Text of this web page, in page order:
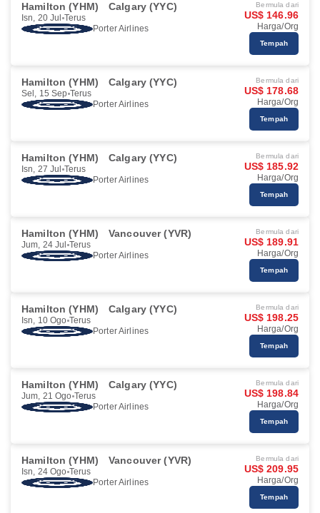
Hamilton (YHM) Calgary (YYC)
Isn, 20 Jul Terus
Porter Airlines
Bermula dari
US$ 146.96
Harga/Org
Tempah
Hamilton (YHM) Calgary (YYC)
Sel, 15 Sep Terus
Porter Airlines
Bermula dari
US$ 178.68
Harga/Org
Tempah
Hamilton (YHM) Calgary (YYC)
Isn, 27 Jul Terus
Porter Airlines
Bermula dari
US$ 185.92
Harga/Org
Tempah
Hamilton (YHM) Vancouver (YVR)
Jum, 24 Jul Terus
Porter Airlines
Bermula dari
US$ 189.91
Harga/Org
Tempah
Hamilton (YHM) Calgary (YYC)
Isn, 10 Ogo Terus
Porter Airlines
Bermula dari
US$ 198.25
Harga/Org
Tempah
Hamilton (YHM) Calgary (YYC)
Jum, 21 Ogo Terus
Porter Airlines
Bermula dari
US$ 198.84
Harga/Org
Tempah
Hamilton (YHM) Vancouver (YVR)
Isn, 24 Ogo Terus
Porter Airlines
Bermula dari
US$ 209.95
Harga/Org
Tempah